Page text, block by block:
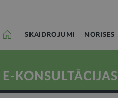
SKAIDROJUMI NORISES
E-KONSULTĀCIJAS